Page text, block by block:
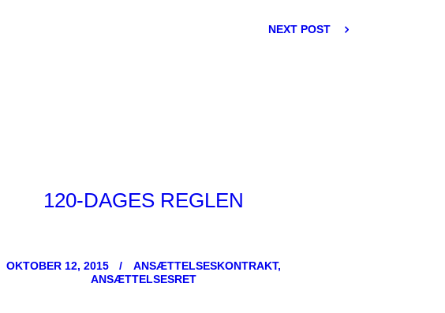
NEXT POST
120-DAGES REGLEN
OKTOBER 12, 2015
ANSÆTTELSESKONTRAKT,
ANSÆTTELSESRET